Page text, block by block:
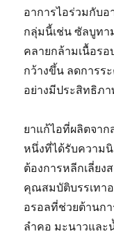
อาการไอร่วมกับ
กลุ่มนี้เช่น ซัลบูท
คลายกล้ามเนื้อร
กว้างขึ้น ลดการร
อย่างมีประสิทธิภ
ยาแก้ไอที่ผลิตจา
หนึ่งที่ได้รับความ
ต้องการหลีกเลี่ยง
คุณสมบัติบรรเทาอ
อรอลที่ช่วยต้านกา
ลำคอ มะนาวและ